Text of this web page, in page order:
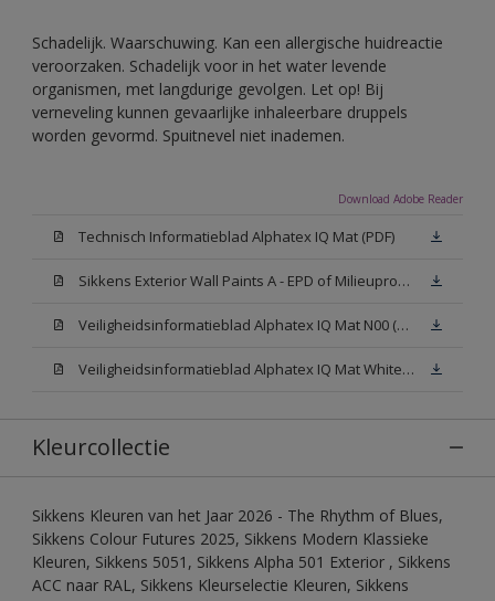
Schadelijk. Waarschuwing. Kan een allergische huidreactie
veroorzaken. Schadelijk voor in het water levende
organismen, met langdurige gevolgen. Let op! Bij
verneveling kunnen gevaarlijke inhaleerbare druppels
worden gevormd. Spuitnevel niet inademen.
Download Adobe Reader
Technisch Informatieblad Alphatex IQ Mat (PDF)
Sikkens Exterior Wall Paints A - EPD of Milieuproductverklaring
Veiligheidsinformatieblad Alphatex IQ Mat N00 (MSDS)
Veiligheidsinformatieblad Alphatex IQ Mat White W05 (MSDS)
Kleurcollectie
Sikkens Kleuren van het Jaar 2026 - The Rhythm of Blues,
Sikkens Colour Futures 2025, Sikkens Modern Klassieke
Kleuren, Sikkens 5051, Sikkens Alpha 501 Exterior , Sikkens
ACC naar RAL, Sikkens Kleurselectie Kleuren, Sikkens